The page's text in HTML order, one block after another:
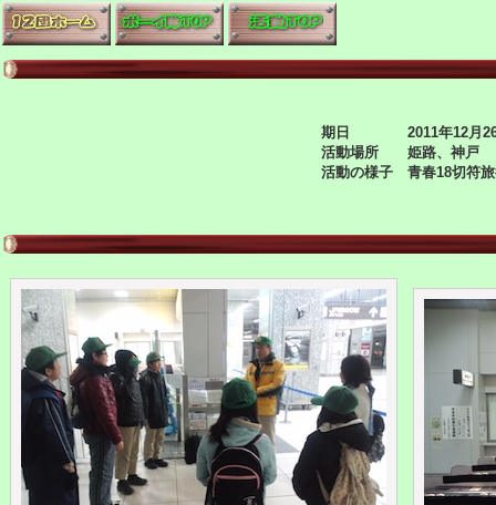
期日 2011年12月26
活動場所 姫路、神戸
活動の様子 青春18切符